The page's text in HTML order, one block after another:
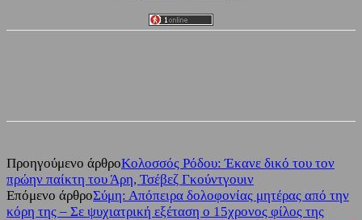
Προηγούμενο άρθροΚολοσσός Ρόδου: Έκανε δικό του τον
πρώην παίκτη του Άρη, Τσέβεζ Γκούντγουιν
Επόμενο άρθροΣύμη: Απόπειρα δολοφονίας μητέρας από την
κόρη της – Σε ψυχιατρική εξέταση ο 15χρονος φίλος της